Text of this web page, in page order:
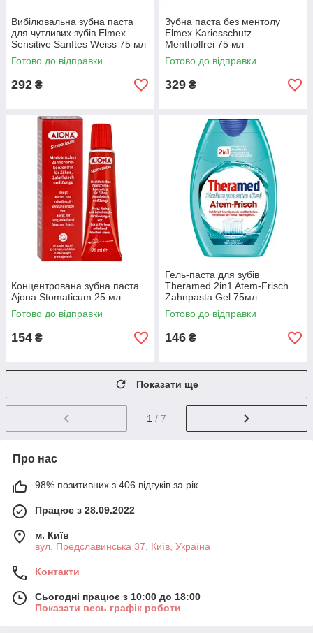
Вибілювальна зубна паста
для чутливих зубів Elmex
Sensitive Sanftes Weiss 75 мл
Готово до відправки
292 ₴
Зубна паста без ментолу
Elmex Kariesschutz
Mentholfrei 75 мл
Готово до відправки
329 ₴
Концентрована зубна паста
Ajona Stomaticum 25 мл
Готово до відправки
154 ₴
Гель-паста для зубів
Theramed 2in1 Atem-Frisch
Zahnpasta Gel 75мл
Готово до відправки
146 ₴
Показати ще
1 / 7
Про нас
98% позитивних з 406 відгуків за рік
Працює з 28.09.2022
м. Київ
вул. Предславинська 37, Київ, Україна
Контакти
Сьогодні працює з 10:00 до 18:00
Показати весь графік роботи